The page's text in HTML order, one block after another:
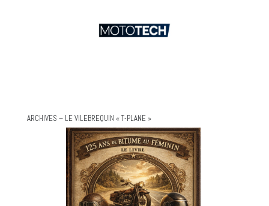
ARCHIVES – LE VILEBREQUIN « T-PLANE »